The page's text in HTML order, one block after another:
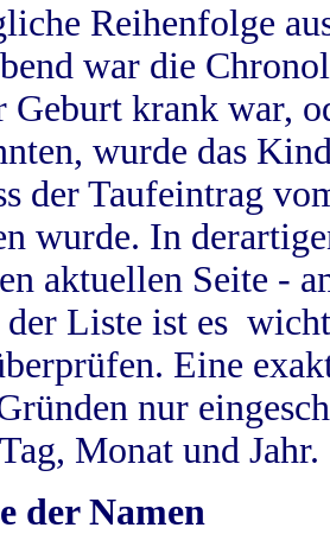
Reihenfolge
war die
Geburt krank war,
wurde das
der Taufeintrag
wurde. In
aktuellen Seite -
der Liste ist es
Eine
nur
Monat und Jahr.
der Namen